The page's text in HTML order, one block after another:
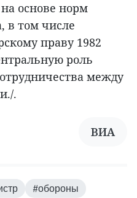
основе норм
в том числе
праву 1982
роль
между
.
ВИА
#обороны